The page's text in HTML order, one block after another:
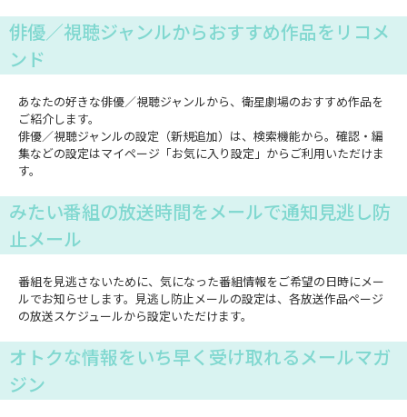
俳優／視聴ジャンルからおすすめ作品をリコメ
ンド
あなたの好きな俳優／視聴ジャンルから、衛星劇場のおすすめ作品を
ご紹介します。
俳優／視聴ジャンルの設定（新規追加）は、検索機能から。確認・編
集などの設定はマイページ「お気に入り設定」からご利用いただけま
す。
みたい番組の放送時間をメールで通知見逃し防
止メール
番組を見逃さないために、気になった番組情報をご希望の日時にメー
ルでお知らせします。見逃し防止メールの設定は、各放送作品ページ
の放送スケジュールから設定いただけます。
オトクな情報をいち早く受け取れるメールマガ
ジン